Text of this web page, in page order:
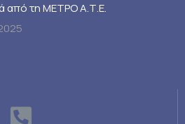
από τη ΜΕΤΡΟ Α.Τ.Ε.